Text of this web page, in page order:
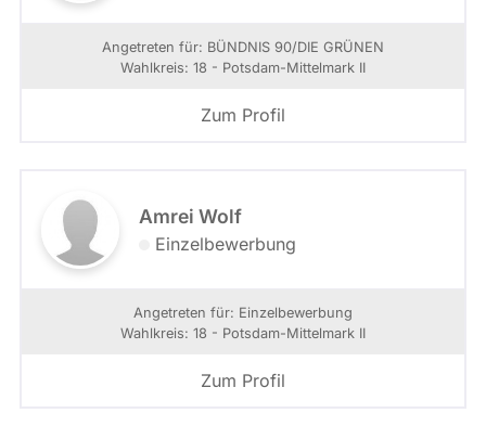
Angetreten für: BÜNDNIS 90/­DIE GRÜNEN
Wahlkreis: 18 - Potsdam-Mittelmark II
Zum Profil
Amrei Wolf
Einzelbewerbung
Angetreten für: Einzelbewerbung
Wahlkreis: 18 - Potsdam-Mittelmark II
Zum Profil